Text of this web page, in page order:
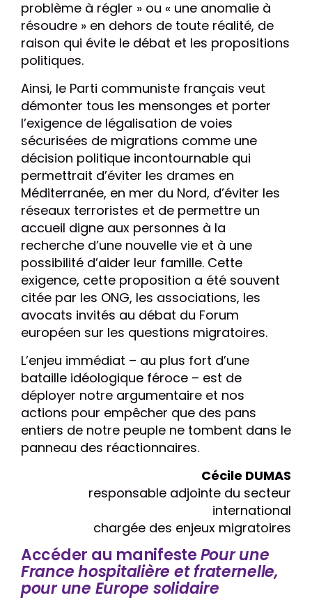
problème à régler » ou « une anomalie à
résoudre » en dehors de toute réalité, de
raison qui évite le débat et les propositions
politiques.
Ainsi, le Parti communiste français veut
démonter tous les mensonges et porter
l’exigence de légalisation de voies
sécurisées de migrations comme une
décision politique incontournable qui
permettrait d’éviter les drames en
Méditerranée, en mer du Nord, d’éviter les
réseaux terroristes et de permettre un
accueil digne aux personnes à la
recherche d’une nouvelle vie et à une
possibilité d’aider leur famille. Cette
exigence, cette proposition a été souvent
citée par les ONG, les associations, les
avocats invités au débat du Forum
européen sur les questions migratoires.
L’enjeu immédiat – au plus fort d’une
bataille idéologique féroce – est de
déployer notre argumentaire et nos
actions pour empêcher que des pans
entiers de notre peuple ne tombent dans le
panneau des réactionnaires.
Cécile DUMAS
responsable adjointe du secteur
international
chargée des enjeux migratoires
Accéder au manifestePour une
France hospitalière et fraternelle,
pour une Europe solidaire